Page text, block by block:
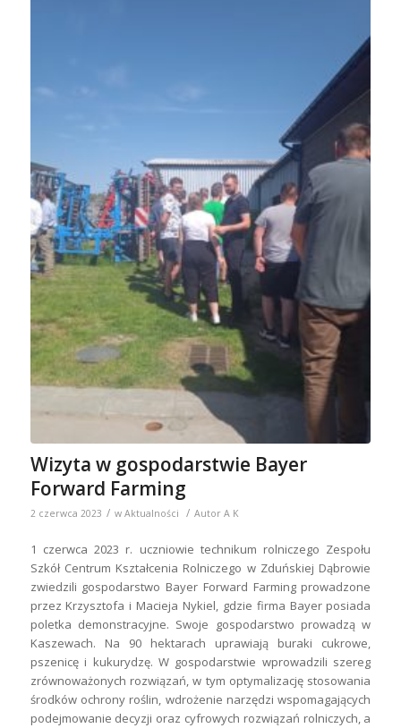
Wizyta w gospodarstwie Bayer
Forward Farming
2 czerwca 2023 / w Aktualności / Autor A K
1 czerwca 2023 r. uczniowie technikum rolniczego Zespołu
Szkół Centrum Kształcenia Rolniczego w Zduńskiej Dąbrowie
zwiedzili gospodarstwo Bayer Forward Farming prowadzone
przez Krzysztofa i Macieja Nykiel, gdzie firma Bayer posiada
poletka demonstracyjne. Swoje gospodarstwo prowadzą w
Kaszewach. Na 90 hektarach uprawiają buraki cukrowe,
pszenicę i kukurydzę. W gospodarstwie wprowadzili szereg
zrównoważonych rozwiązań, w tym optymalizację stosowania
środków ochrony roślin, wdrożenie narzędzi wspomagających
podejmowanie decyzji oraz cyfrowych rozwiązań rolniczych, a